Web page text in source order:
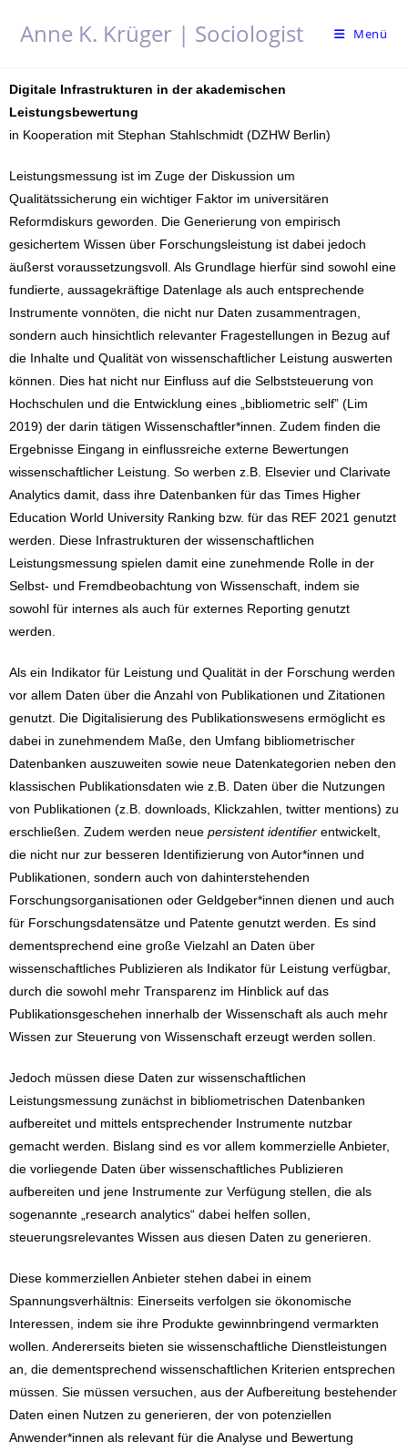
Anne K. Krüger | Sociologist Menü
Digitale Infrastrukturen in der akademischen
Leistungsbewertung
in Kooperation mit Stephan Stahlschmidt (DZHW Berlin)
Leistungsmessung ist im Zuge der Diskussion um
Qualitätssicherung ein wichtiger Faktor im universitären
Reformdiskurs geworden. Die Generierung von empirisch
gesichertem Wissen über Forschungsleistung ist dabei jedoch
äußerst voraussetzungsvoll. Als Grundlage hierfür sind sowohl eine
fundierte, aussagekräftige Datenlage als auch entsprechende
Instrumente vonnöten, die nicht nur Daten zusammentragen,
sondern auch hinsichtlich relevanter Fragestellungen in Bezug auf
die Inhalte und Qualität von wissenschaftlicher Leistung auswerten
können. Dies hat nicht nur Einfluss auf die Selbststeuerung von
Hochschulen und die Entwicklung eines „bibliometric self” (Lim
2019) der darin tätigen Wissenschaftler*innen. Zudem finden die
Ergebnisse Eingang in einflussreiche externe Bewertungen
wissenschaftlicher Leistung. So werben z.B. Elsevier und Clarivate
Analytics damit, dass ihre Datenbanken für das Times Higher
Education World University Ranking bzw. für das REF 2021 genutzt
werden. Diese Infrastrukturen der wissenschaftlichen
Leistungsmessung spielen damit eine zunehmende Rolle in der
Selbst- und Fremdbeobachtung von Wissenschaft, indem sie
sowohl für internes als auch für externes Reporting genutzt
werden.
Als ein Indikator für Leistung und Qualität in der Forschung werden
vor allem Daten über die Anzahl von Publikationen und Zitationen
genutzt. Die Digitalisierung des Publikationswesens ermöglicht es
dabei in zunehmendem Maße, den Umfang bibliometrischer
Datenbanken auszuweiten sowie neue Datenkategorien neben den
klassischen Publikationsdaten wie z.B. Daten über die Nutzungen
von Publikationen (z.B. downloads, Klickzahlen, twitter mentions) zu
erschließen. Zudem werden neue persistent identifier entwickelt,
die nicht nur zur besseren Identifizierung von Autor*innen und
Publikationen, sondern auch von dahinterstehenden
Forschungsorganisationen oder Geldgeber*innen dienen und auch
für Forschungsdatensätze und Patente genutzt werden. Es sind
dementsprechend eine große Vielzahl an Daten über
wissenschaftliches Publizieren als Indikator für Leistung verfügbar,
durch die sowohl mehr Transparenz im Hinblick auf das
Publikationsgeschehen innerhalb der Wissenschaft als auch mehr
Wissen zur Steuerung von Wissenschaft erzeugt werden sollen.
Jedoch müssen diese Daten zur wissenschaftlichen
Leistungsmessung zunächst in bibliometrischen Datenbanken
aufbereitet und mittels entsprechender Instrumente nutzbar
gemacht werden. Bislang sind es vor allem kommerzielle Anbieter,
die vorliegende Daten über wissenschaftliches Publizieren
aufbereiten und jene Instrumente zur Verfügung stellen, die als
sogenannte „research analytics“ dabei helfen sollen,
steuerungsrelevantes Wissen aus diesen Daten zu generieren.
Diese kommerziellen Anbieter stehen dabei in einem
Spannungsverhältnis: Einerseits verfolgen sie ökonomische
Interessen, indem sie ihre Produkte gewinnbringend vermarkten
wollen. Andererseits bieten sie wissenschaftliche Dienstleistungen
an, die dementsprechend wissenschaftlichen Kriterien entsprechen
müssen. Sie müssen versuchen, aus der Aufbereitung bestehender
Daten einen Nutzen zu generieren, der von potenziellen
Anwender*innen als relevant für die Analyse und Bewertung